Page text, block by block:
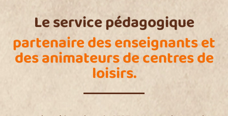
Le service pédagogique
partenaire des enseignants et
des animateurs de centres de
loisirs.